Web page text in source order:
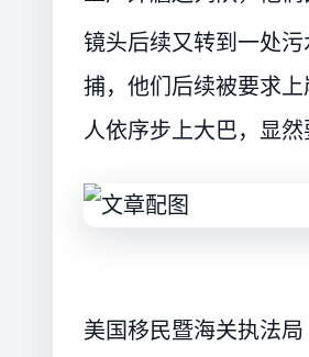
镜头后续又转到一处
捕，他们后续被要求
人依序步上大巴，显然
美国移民暨海关执法